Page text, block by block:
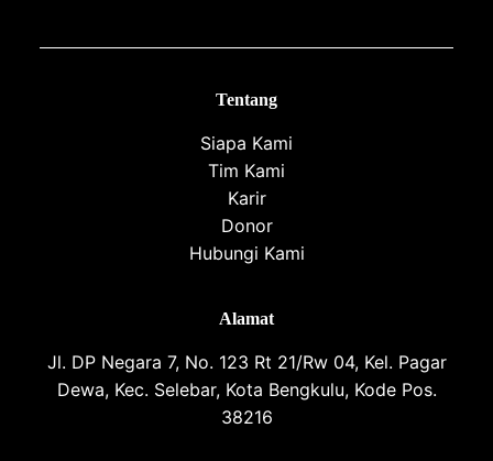
Tentang
Siapa Kami
Tim Kami
Karir
Donor
Hubungi Kami
Alamat
Jl. DP Negara 7, No. 123 Rt 21/Rw 04, Kel. Pagar
Dewa, Kec. Selebar, Kota Bengkulu, Kode Pos.
38216